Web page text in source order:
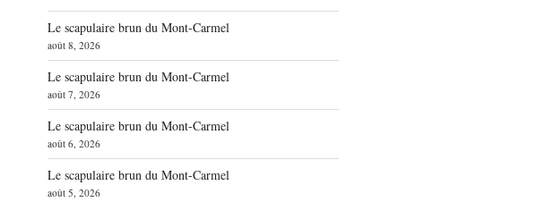
Le scapulaire brun du Mont-Carmel
août 8, 2026
Le scapulaire brun du Mont-Carmel
août 7, 2026
Le scapulaire brun du Mont-Carmel
août 6, 2026
Le scapulaire brun du Mont-Carmel
août 5, 2026